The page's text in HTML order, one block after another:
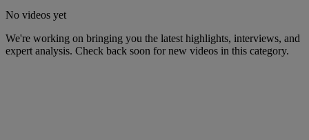
No videos yet
We're working on bringing you the latest highlights, interviews, and
expert analysis. Check back soon for new videos in this category.